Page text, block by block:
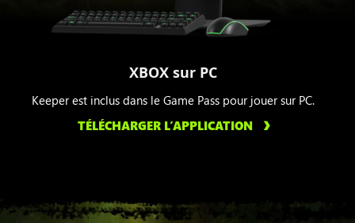
XBOX sur PC
Keeper est inclus dans le Game Pass pour jouer sur PC.
TÉLÉCHARGER L’APPLICATION